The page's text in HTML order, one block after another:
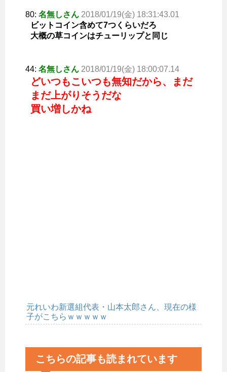
80: 名無しさん 2018/01/19(金) 18:31:43.01
ビットコイン含めて7つくらいだろ
大概の草コインはチューリップと同じ
44: 名無しさん 2018/01/19(金) 18:00:07.14
どいつもこいつも無知だから、まだ
まだ上がりそうだな
買い増しかね
元れいわ新選組代表・山本太郎さん、現在の様
子がこちらｗｗｗｗｗ
こちらの記事も読まれています